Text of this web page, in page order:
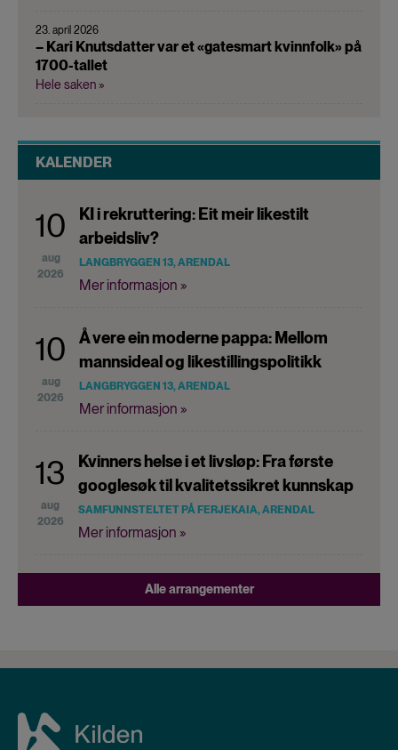
23. april 2026
– Kari Knutsdatter var et «gatesmart kvinnfolk» på
1700-tallet
Hele saken »
KALENDER
10
aug
2026
KI i rekruttering: Eit meir likestilt
arbeidsliv?
LANGBRYGGEN 13, ARENDAL
Mer informasjon »
10
aug
2026
Å vere ein moderne pappa: Mellom
mannsideal og likestillingspolitikk
LANGBRYGGEN 13, ARENDAL
Mer informasjon »
13
aug
2026
Kvinners helse i et livsløp: Fra første
googlesøk til kvalitetssikret kunnskap
SAMFUNNSTELTET PÅ FERJEKAIA, ARENDAL
Mer informasjon »
Alle arrangementer